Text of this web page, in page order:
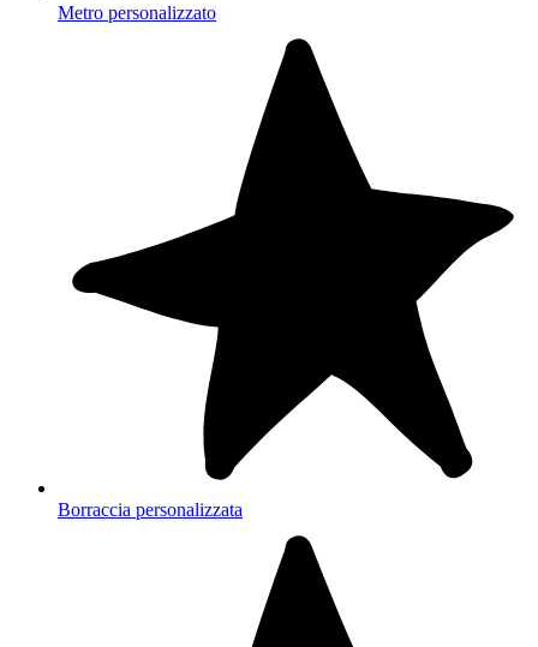
Metro personalizzato
Borraccia personalizzata